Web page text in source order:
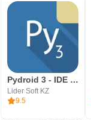
Pydroid 3 - IDE for Python 3
Lider Soft KZ
9.5